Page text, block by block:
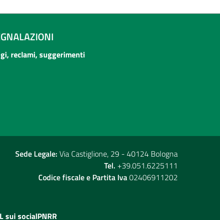
reclami, suggerimenti
Sede Legale: Via Castiglione, 29 - 40124 Bologna
Tel. +39.051.6225111
Codice fiscale e Partita Iva02406911202
sui socialPNRR